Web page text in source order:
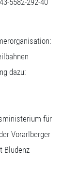
5582-292-40
dazu:
für
Vorarlberger
Bludenz